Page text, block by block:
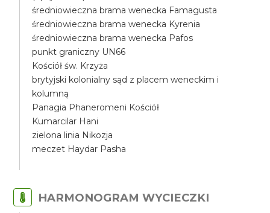
średniowieczna brama wenecka Famagusta
średniowieczna brama wenecka Kyrenia
średniowieczna brama wenecka Pafos
punkt graniczny UN66
Kościół św. Krzyża
brytyjski kolonialny sąd z placem weneckim i
kolumną
Panagia Phaneromeni Kościół
Kumarcilar Hani
zielona linia Nikozja
meczet Haydar Pasha
HARMONOGRAM WYCIECZKI